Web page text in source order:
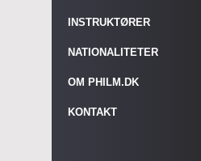
INSTRUKTØRER
NATIONALITETER
OM PHILM.DK
KONTAKT